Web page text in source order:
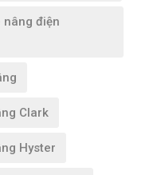
điện
Clark
Hyster